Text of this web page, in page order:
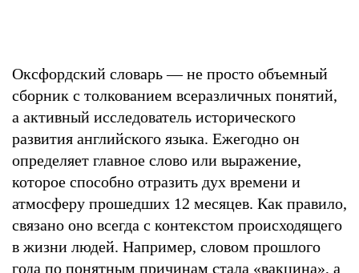
Оксфордский словарь — не просто объемный
сборник с толкованием всеразличных понятий,
а активный исследователь исторического
развития английского языка. Ежегодно он
определяет главное слово или выражение,
которое способно отразить дух времени и
атмосферу прошедших 12 месяцев. Как правило,
связано оно всегда с контекстом происходящего
в жизни людей. Например, словом прошлого
года по понятным причинам стала «вакцина», а